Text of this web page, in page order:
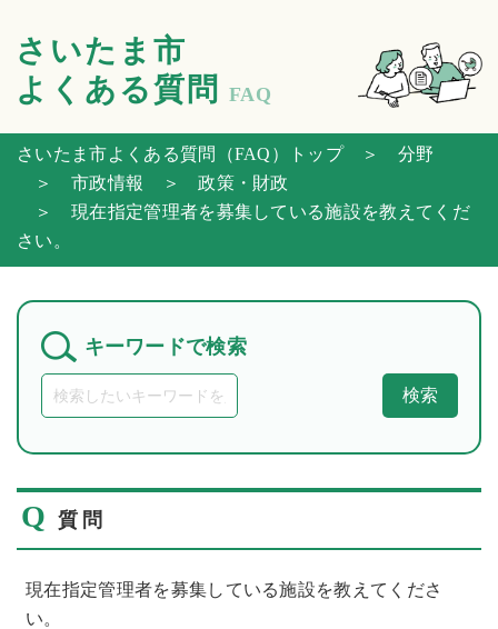
さいたま市
よくある質問
FAQ
さいたま市よくある質問（FAQ）トップ＞ 分野
＞ 市政情報
＞ 政策・財政
＞ 現在指定管理者を募集している施設を教えてくだ
さい。
キーワードで検索
検索
Q 質問
現在指定管理者を募集している施設を教えてくださ
い。